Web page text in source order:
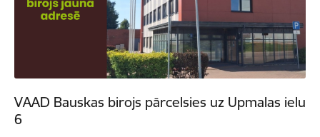
VAAD Bauskas birojs pārcelsies uz Upmalas ielu
6